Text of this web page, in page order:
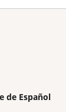
de Español